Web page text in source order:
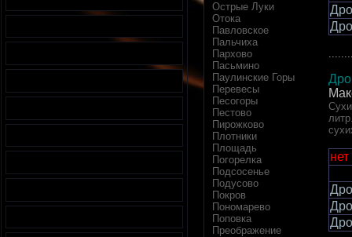
Острые Луки
Отока
Павловское
Пальчиха
Пархово
Пасьмино
Паулинские Горы
Перевесы
Песогоры
Пестово
Пирожково
Плотники
Площадь
Погорелка
Подсосенье
Подусово
Покров
Пономарево
Поповка
Преображение